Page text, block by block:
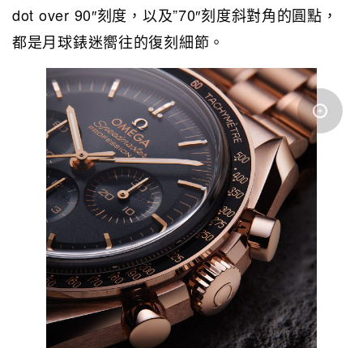
dot over 90″刻度，以及”70″刻度斜對角的圓點，
都是月球錶迷嚮往的復刻細節。